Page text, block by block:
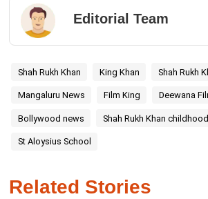
Editorial Team
Shah Rukh Khan King Khan Shah Rukh
Mangaluru News Film King Deewana
Bollywood news Shah Rukh Khan childhood
St Aloysius School
Related Stories